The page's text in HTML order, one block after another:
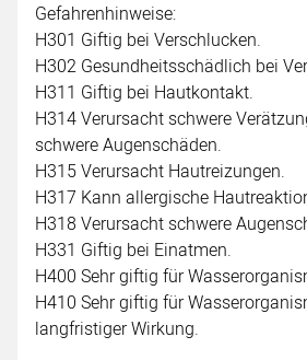
Gefahrenhinweise:
H301 Giftig bei Verschlucken.
H302 Gesundheitsschädlich bei
H311 Giftig bei Hautkontakt.
H314 Verursacht schwere
schwere Augenschäden.
H315 Verursacht Hautreizungen.
H317 Kann allergische
H318 Verursacht schwere
H331 Giftig bei Einatmen.
H400 Sehr giftig für
H410 Sehr giftig für
langfristiger Wirkung.